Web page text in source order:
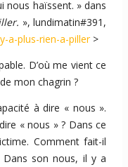
nous haïssent. » dans
», lundimatin#391,
a-plus-rien-a-piller>
D’où me vient ce
mon chagrin ?
à dire « nous ».
« nous » ? Dans ce
Comment fait-il
son nous, il y a